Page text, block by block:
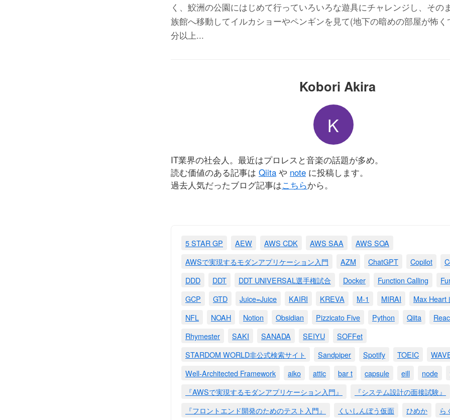
く、鮫洲の公園にはじめて行っていろいろな遊具にチャレンジし、その
族館へ移動してイルカショーやペンギンを見て(地下の暗めの部屋が怖
分以上...
Kobori Akira
K
IT業界の社会人。最近はプロレスと音楽の話題が多め。
読む価値のある記事は Qiita や note に投稿します。
過去人気だったブログ記事はこちらから。
5 STAR GP AEW AWS CDK AWS SAA
AWS SOA
AWSで実現するモダンアプリケーション入門
AZM ChatGPT Copilot
DDD
DDT DDT UNIVERSAL選手権試合 Docker Function Calling
GCP
GTD Juice=Juice KAIRI KREVA M-1 MIRAI
Max Heart
NFL
NOAH Notion Obsidian Pizzicato Five Python Qiita
Rhymester
SAKI SANADA SEIYU
SOFFet
STARDOM WORLD非公式検索サイト
Sandpiper Spotify TOEIC
Well-Architected Framework
aiko attic bar t capsule eill node
『AWSで実現するモダンアプリケーション入門』
『システム設計の面接試験』
『フロントエンド開発のためのテスト入門』
くいしんぼう仮面 ひめか
ら